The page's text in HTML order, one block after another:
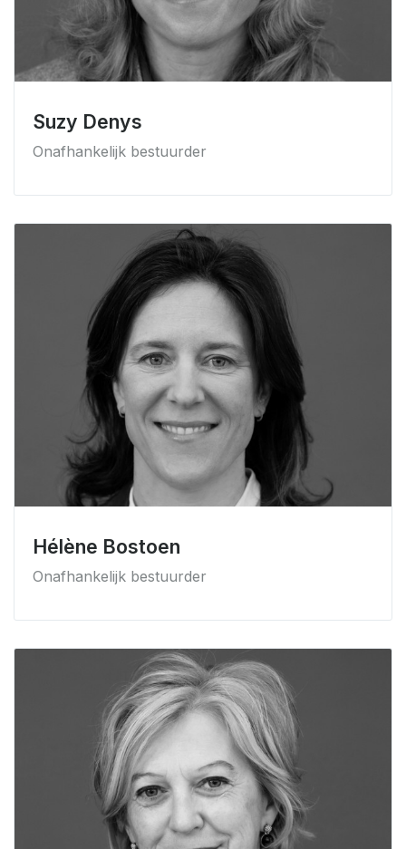
Suzy Denys
Onafhankelijk bestuurder
Hélène Bostoen
Onafhankelijk bestuurder